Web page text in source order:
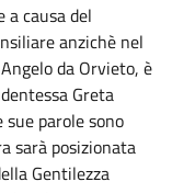
a causa del
anzichè nel
da Orvieto, è
Greta
parole sono
sarà posizionata
Gentilezza